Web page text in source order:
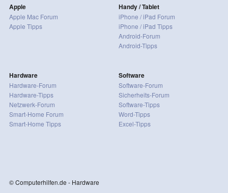
Apple
Apple Mac Forum
Apple Tipps
Handy / Tablet
iPhone / iPad Forum
iPhone / iPad Tipps
Android-Forum
Android-Tipps
Hardware
Hardware-Forum
Hardware-Tipps
Netzwerk-Forum
Smart-Home Forum
Smart-Home Tipps
Software
Software-Forum
Sicherheits-Forum
Software-Tipps
Word-Tipps
Excel-Tipps
© Computerhilfen.de - Hardware